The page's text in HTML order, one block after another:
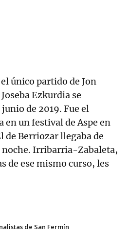
único partido de Jon
Ezkurdia se
de 2019. Fue el
en un festival de Aspe en
Berriozar llegaba de
noche. Irribarria-Zabaleta,
de ese mismo curso, les
de San Fermín